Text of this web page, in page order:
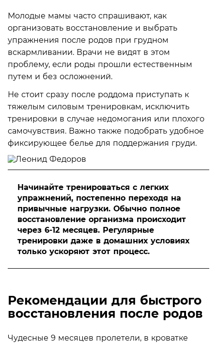
Молодые мамы часто спрашивают, как
организовать восстановление и выбрать
упражнения после родов при грудном
вскармливании. Врачи не видят в этом
проблему, если роды прошли естественным
путем и без осложнений.
Не стоит сразу после роддома приступать к
тяжелым силовым тренировкам, исключить
тренировки в случае недомогания или плохого
самочувствия. Важно также подобрать удобное
фиксирующее белье для поддержания груди.
Начинайте тренироваться с легких
упражнений, постепенно переходя на
привычные нагрузки. Обычно полное
восстановление организма происходит
через 6-12 месяцев. Регулярные
тренировки даже в домашних условиях
только ускоряют этот процесс.
Рекомендации для быстрого
восстановления после родов
Чудесные 9 месяцев пролетели, в кроватке